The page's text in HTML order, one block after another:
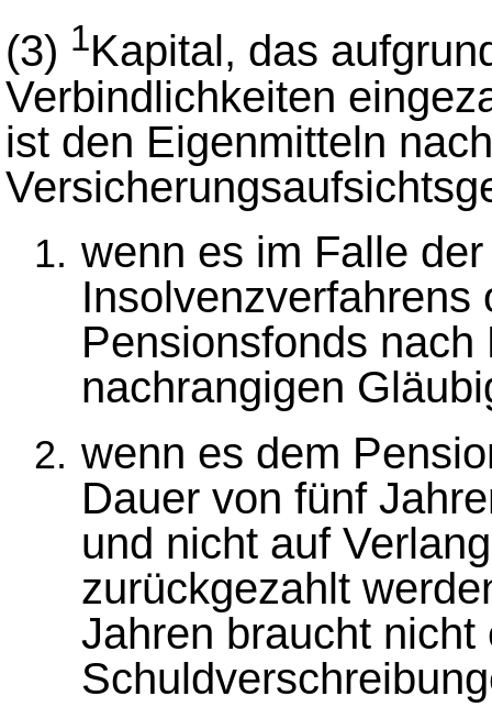
(3) 1Kapital, das
Verbindlichkeiten
ist den Eigenmitteln
wenn es im Falle
Insolvenzverfahrens
Pensionsfonds
nachrangigen
wenn es dem
Dauer von fünf
und nicht auf
zurückgezahlt
Jahren braucht